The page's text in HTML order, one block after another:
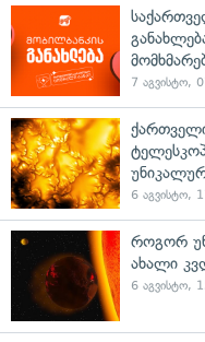
7 აგვისტო,
6 აგვისტო,
როგორ
ახალი
6 აგვისტო,